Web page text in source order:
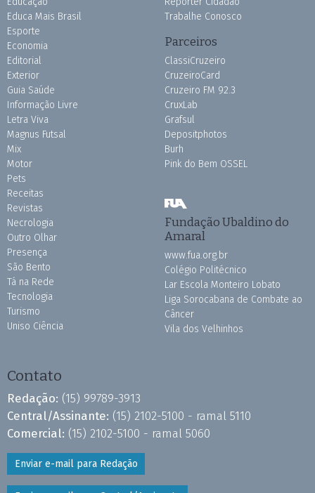
Educa Mais Brasil
Esporte
Economia
Editorial
Exterior
Guia Saúde
Informação Livre
Letra Viva
Magnus Futsal
Mix
Motor
Pets
Receitas
Revistas
Necrologia
Outro Olhar
Presença
São Bento
Tá na Rede
Tecnologia
Turismo
Uniso Ciência
Trabalhe Conosco
Parceiros
ClassiCruzeiro
CruzeiroCard
Cruzeiro FM 92.3
CruxLab
Grafsul
Depositphotos
Burh
Pink do Bem OSSEL
Fundação Ubaldino do
Amaral
www.fua.org.br
Colégio Politécnico
Lar Escola Monteiro Lobato
Liga Sorocabana de Combate ao
Câncer
Vila dos Velhinhos
Contato
Redação: (15) 99789-3913
Central/Assinante: (15) 2102-5100 - ramal 5110
Comercial: (15) 2102-5100 - ramal 5060
Enviar e-mail para Redação